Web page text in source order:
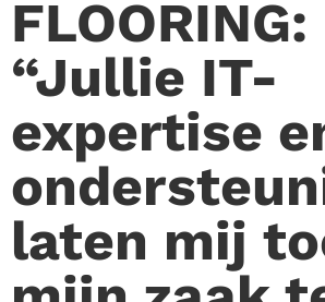
FLOORING:
“Jullie IT-
expertise
laten mij